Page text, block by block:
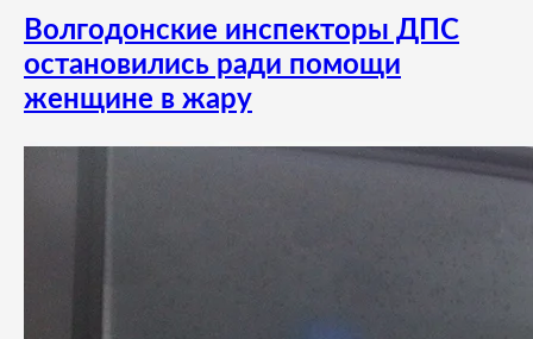
Волгодонские инспекторы ДПС
остановились ради помощи
женщине в жару